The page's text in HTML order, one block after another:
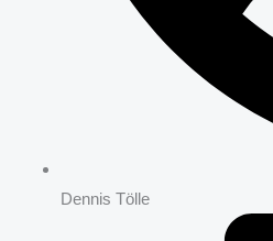
Dennis Tölle